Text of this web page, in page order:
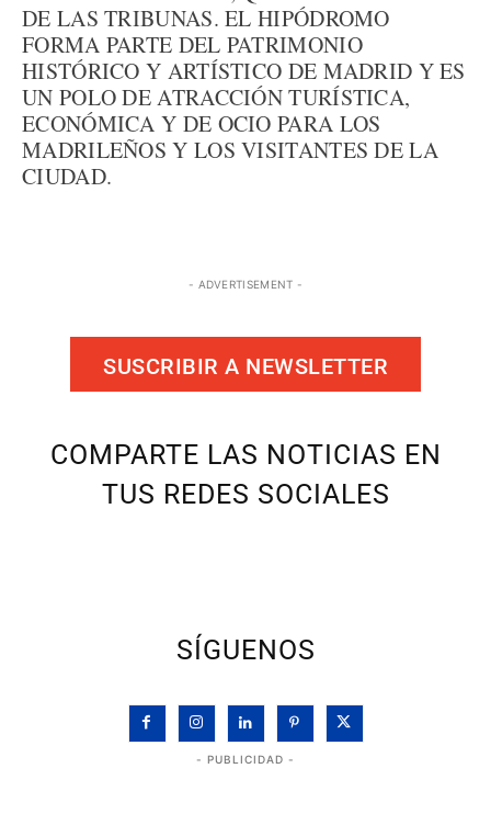
DE LAS TRIBUNAS. EL HIPÓDROMO
FORMA PARTE DEL PATRIMONIO
HISTÓRICO Y ARTÍSTICO DE MADRID Y ES
UN POLO DE ATRACCIÓN TURÍSTICA,
ECONÓMICA Y DE OCIO PARA LOS
MADRILEÑOS Y LOS VISITANTES DE LA
CIUDAD.
- ADVERTISEMENT -
SUSCRIBIR A NEWSLETTER
COMPARTE LAS NOTICIAS EN
TUS REDES SOCIALES
SÍGUENOS
- PUBLICIDAD -